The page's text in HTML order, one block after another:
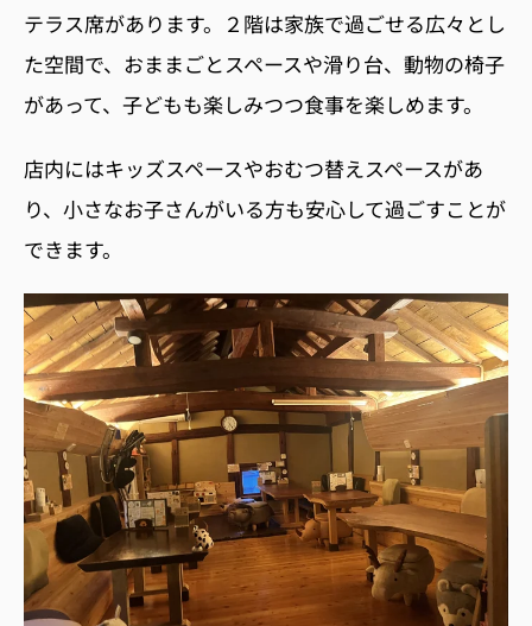
テラス席があります。２階は家族で過ごせる広々とし
た空間で、おままごとスペースや滑り台、動物の椅子
があって、子どもも楽しみつつ食事を楽しめます。
店内にはキッズスペースやおむつ替えスペースがあ
り、小さなお子さんがいる方も安心して過ごすことが
できます。